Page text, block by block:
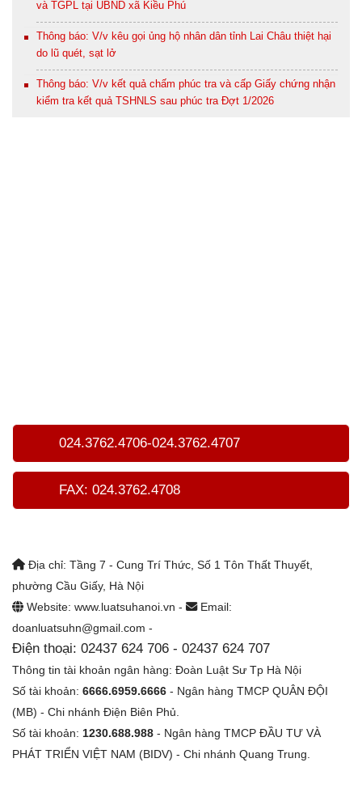
và TGPL tại UBND xã Kiều Phú
Thông báo: V/v kêu gọi ủng hộ nhân dân tỉnh Lai Châu thiệt hại
do lũ quét, sạt lở
Thông báo: V/v kết quả chấm phúc tra và cấp Giấy chứng nhận
kiểm tra kết quả TSHNLS sau phúc tra Đợt 1/2026
024.3762.4706-024.3762.4707
FAX: 024.3762.4708
Địa chỉ: Tầng 7 - Cung Trí Thức, Số 1 Tôn Thất Thuyết,
phường Cầu Giấy, Hà Nội
Website: www.luatsuhanoi.vn -
Email:
doanluatsuhn@gmail.com -
Điện thoại: 02437 624 706 - 02437 624 707
Thông tin tài khoản ngân hàng: Đoàn Luật Sư Tp Hà Nội
Số tài khoản: 6666.6959.6666 - Ngân hàng TMCP QUÂN ĐỘI
(MB) - Chi nhánh Điện Biên Phủ.
Số tài khoản: 1230.688.988 - Ngân hàng TMCP ĐẦU TƯ VÀ
PHÁT TRIỂN VIỆT NAM (BIDV) - Chi nhánh Quang Trung.